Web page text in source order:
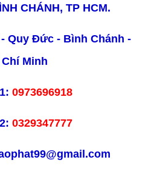
CHÁNH, TP HCM.
Quy Đức - Bình Chánh -
Chí Minh
0973696918
0329347777